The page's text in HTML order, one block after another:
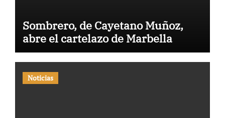
Sombrero, de Cayetano Muñoz,
abre el cartelazo de Marbella
Noticias